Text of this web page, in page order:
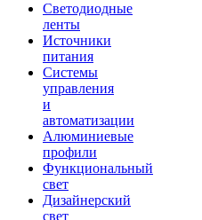
Светодиодные
ленты
Источники
питания
Системы
управления
и
автоматизации
Алюминиевые
профили
Функциональный
свет
Дизайнерский
свет